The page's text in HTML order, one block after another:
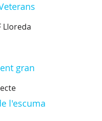
Lloreda
gran
l'escuma